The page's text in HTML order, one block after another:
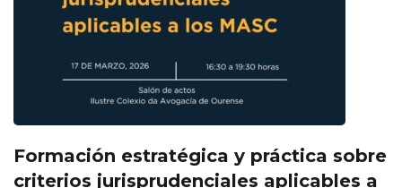
Formación estratégica y práctica sobre
criterios jurisprudenciales aplicables a